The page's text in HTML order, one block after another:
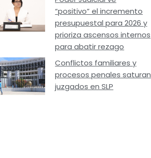
“positivo” el incremento
presupuestal para 2026 y
prioriza ascensos internos
para abatir rezago
Conflictos familiares y
procesos penales saturan
juzgados en SLP